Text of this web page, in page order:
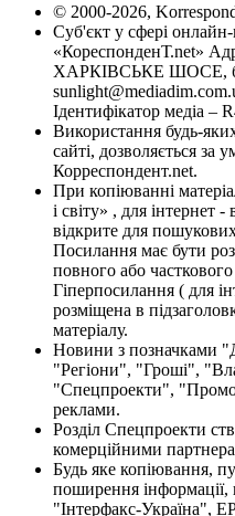
© 2000-2026,
Суб'єкт у сфері
«КореспонденТ.net»
ХАРКІВСЬКЕ ШОСЕ,
Ідентифікатор медіа –
Використання будь-
сайті, дозволяється за
Корреспондент.net.
При копіюванні
і світу» , для інтернет
відкрите для
Посилання має бути
повного або
Гіперпосилання ( для
розміщена в
матеріалу.
Новини з позначками
"Регіони", "Гроші",
"Спецпроекти",
реклами.
Розділ Спецпроекти
комерційними
Будь яке копіювання,
поширення
"Інтерфакс-Україна",